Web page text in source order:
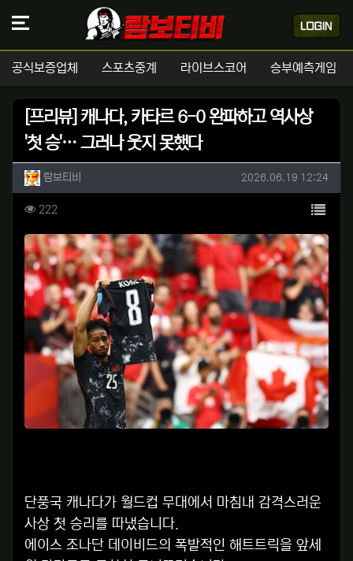
공식보증업체 스포츠중계 라이브스코어 승부예측게임
[프리뷰] 캐나다, 카타르 6-0 완파하고 역사상
'첫 승'… 그러나 웃지 못했다
작성자 정보
람보티비 작성일
2026.06.19 12:24
컨텐츠 정보
222 목록
본문
단풍국 캐나다가 월드컵 무대에서 마침내 감격스러운
사상 첫 승리를 따냈습니다.
에이스 조나단 데이비드의 폭발적인 해트트릭을 앞세